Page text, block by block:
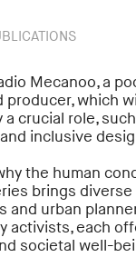
Mecanoo, a
producer, which
crucial role,
inclusive
the human
brings
and urban
activists, each
societal well-